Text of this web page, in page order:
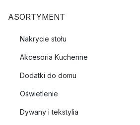
ASORTYMENT
Nakrycie stołu
Akcesoria Kuchenne
Dodatki do domu
Oświetlenie
Dywany i tekstylia